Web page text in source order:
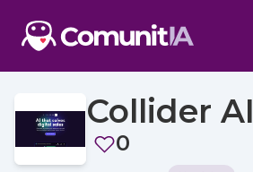
Collider AI
0